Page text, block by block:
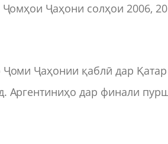
Ҷаҳони солҳои 2006,
Ҷаҳонии қаблӣ дар
Аргентиниҳо дар финали